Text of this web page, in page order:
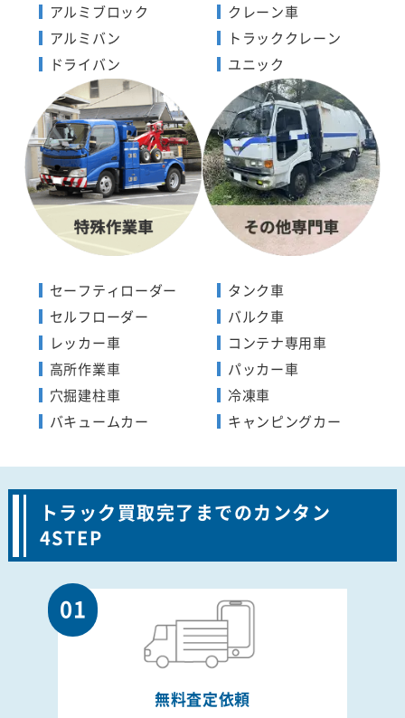
アルミブロック
アルミバン
ドライバン
クレーン車
トラッククレーン
ユニック
セーフティローダー
セルフローダー
レッカー車
高所作業車
穴掘建柱車
バキュームカー
タンク車
バルク車
コンテナ専用車
パッカー車
冷凍車
キャンピングカー
トラック買取完了までのカンタン
4STEP
01
無料査定依頼